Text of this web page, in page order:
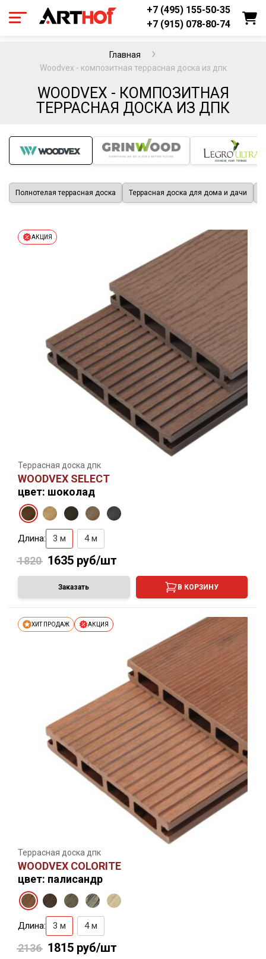
+7 (495) 155-50-35
+7 (915) 078-80-74
Главная
Woodvex - композитная террасная доска из дпк
WOODVEX - КОМПОЗИТНАЯ
ТЕРРАСНАЯ ДОСКА ИЗ ДПК
Полнотелая террасная доска Террасная доска для дома и дачи
АКЦИЯ
Террасная доска дпк
WOODVEX SELECT
цвет: шоколад
Длина: 3 м 4 м
1820 1635 руб/шт
Заказать В КОРЗИНУ
ХИТ ПРОДАЖ АКЦИЯ
Террасная доска дпк
WOODVEX COLORITE
цвет: палисандр
Длина: 3 м 4 м
2136 1815 руб/шт